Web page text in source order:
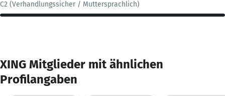
C2 (Verhandlungssicher / Muttersprachlich)
XING Mitglieder mit ähnlichen
Profilangaben